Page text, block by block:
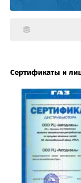
Сертификаты и